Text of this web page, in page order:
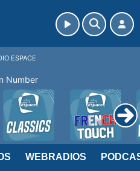
WEBRADIOS
ESPACE
Number